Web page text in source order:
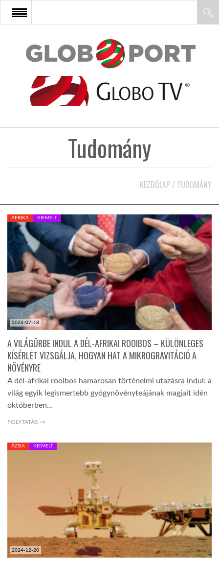
FŐOLDAL
AFRIKA
KÖZEL-KELET
AUSZTRÁLIA
A VILÁG ITTHON
GLOBOTV BP
AFRIKA TUDÁSTÁR
A NAP SZÉPE
Tudomány
KEZDŐLAP / TUDOMÁNY
2026-07-18
AFRIKA KIEMELT
A VILÁGŰRBE INDUL A DÉL-AFRIKAI ROOIBOS – KÜLÖNLEGES
KÍSÉRLET VIZSGÁLJA, HOGYAN HAT A MIKROGRAVITÁCIÓ A
NÖVÉNYRE
A dél-afrikai rooibos hamarosan történelmi utazásra indul: a
világ egyik legismertebb gyógynövényteájának magjait idén
októberben…
FOLYTATÁS →
2024-12-20
ÁZSIA KIEMELT